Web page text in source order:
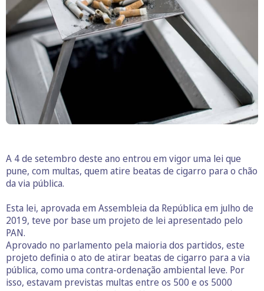
A 4 de setembro deste ano entrou em vigor uma lei que
pune, com multas, quem atire beatas de cigarro para o chão
da via pública.
Esta lei, aprovada em Assembleia da República em julho de
2019, teve por base um projeto de lei apresentado pelo
PAN.
Aprovado no parlamento pela maioria dos partidos, este
projeto definia o ato de atirar beatas de cigarro para a via
pública, como uma contra-ordenação ambiental leve. Por
isso, estavam previstas multas entre os 500 e os 5000